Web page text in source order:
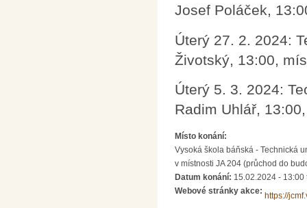
Josef Poláček,
Úterý 27. 2. 2024:
Životský, 13:00,
Úterý 5. 3. 2024:
Radim Uhlář,
Místo konání:
Vysoká škola báňská - Technická
v místnosti JA 204 (průchod do
Datum konání: 15.02.2024 - 13:00
Webové stránky akce:
https://